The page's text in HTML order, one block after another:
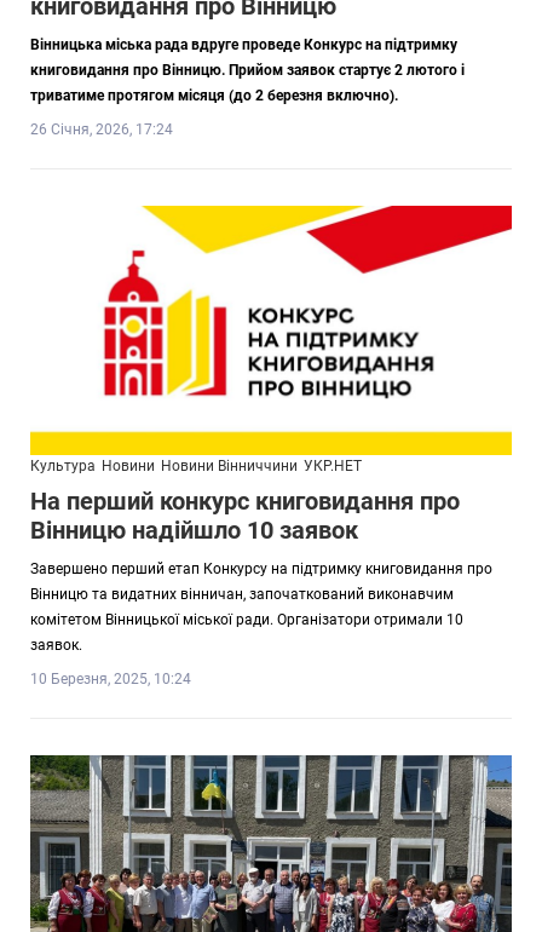
Вінницька міська рада вдруге проведе Конкурс на підтримку
книговидання про Вінницю. Прийом заявок стартує 2 лютого і
триватиме протягом місяця (до 2 березня включно).
26 Січня, 2026, 17:24
Культура Новини Новини Вінниччини УКР.НЕТ
На перший конкурс книговидання про
Вінницю надійшло 10 заявок
Завершено перший етап Конкурсу на підтримку книговидання про
Вінницю та видатних вінничан, започаткований виконавчим
комітетом Вінницької міської ради. Організатори отримали 10
заявок.
10 Березня, 2025, 10:24